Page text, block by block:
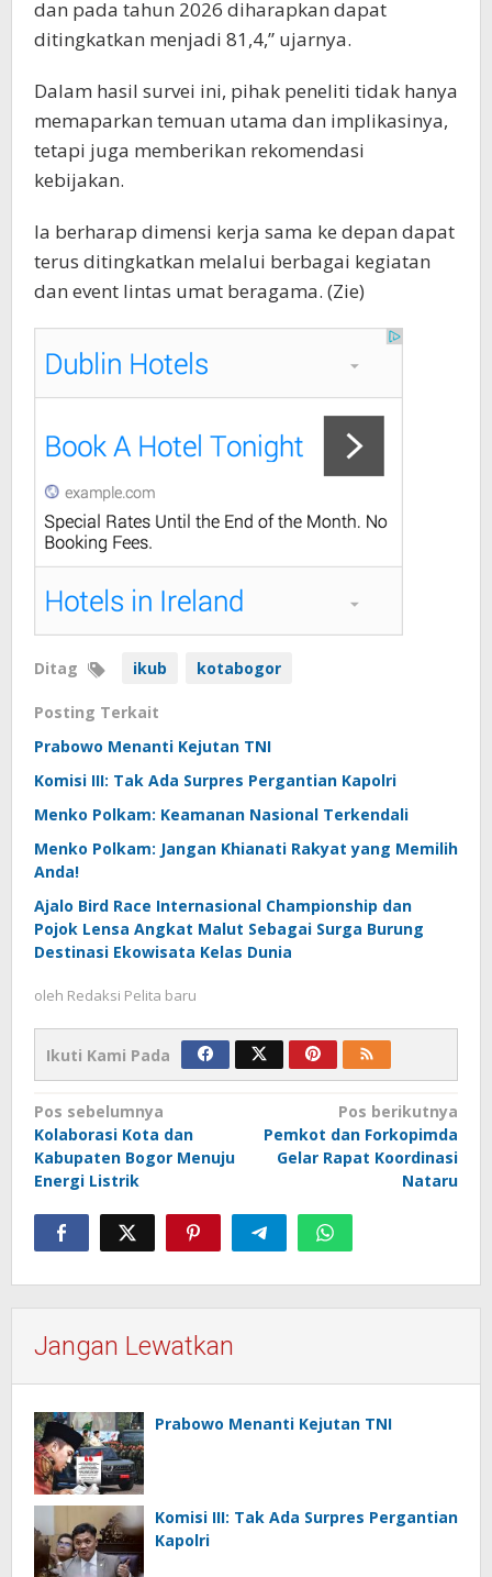
dan pada tahun 2026 diharapkan dapat
ditingkatkan menjadi 81,4,” ujarnya.
Dalam hasil survei ini, pihak peneliti tidak hanya
memaparkan temuan utama dan implikasinya,
tetapi juga memberikan rekomendasi
kebijakan.
Ia berharap dimensi kerja sama ke depan dapat
terus ditingkatkan melalui berbagai kegiatan
dan event lintas umat beragama. (Zie)
Ditag ikub kotabogor
Posting Terkait
Prabowo Menanti Kejutan TNI
Komisi III: Tak Ada Surpres Pergantian Kapolri
Menko Polkam: Keamanan Nasional Terkendali
Menko Polkam: Jangan Khianati Rakyat yang Memilih
Anda!
Ajalo Bird Race Internasional Championship dan
Pojok Lensa Angkat Malut Sebagai Surga Burung
Destinasi Ekowisata Kelas Dunia
oleh Redaksi Pelita baru
Ikuti Kami Pada
Navigasi
pos
Pos sebelumnya
Kolaborasi Kota dan
Kabupaten Bogor Menuju
Energi Listrik
Pos berikutnya
Pemkot dan Forkopimda
Gelar Rapat Koordinasi
Nataru
Jangan Lewatkan
Prabowo Menanti Kejutan TNI
Komisi III: Tak Ada Surpres Pergantian
Kapolri